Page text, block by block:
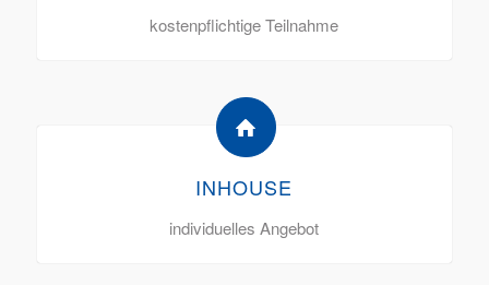
kostenpflichtige Teilnahme
INHOUSE
individuelles Angebot